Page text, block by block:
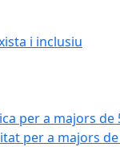
i inclusiu
per a majors de
per a majors de